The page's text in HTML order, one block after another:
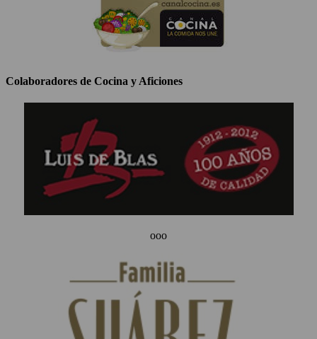
Colaboradores de Cocina y Aficiones
ooo